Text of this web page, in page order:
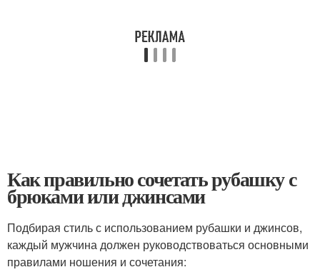
Как правильно сочетать рубашку с
брюками или джинсами
Подбирая стиль с использованием рубашки и джинсов,
каждый мужчина должен руководствоваться основными
правилами ношения и сочетания: